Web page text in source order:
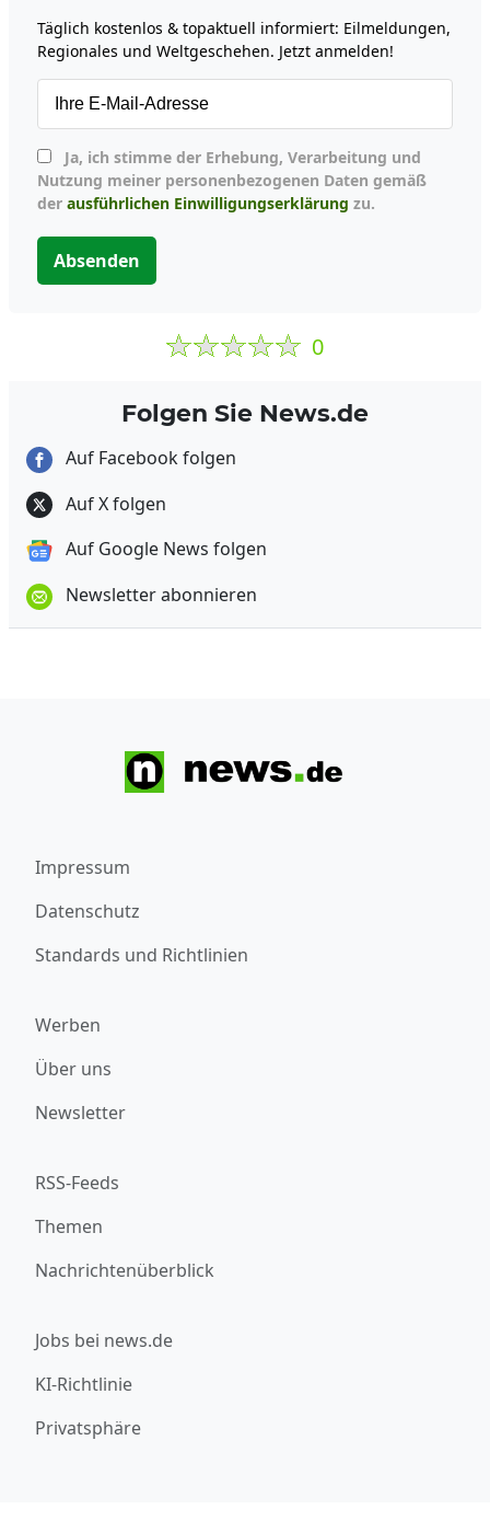
Täglich kostenlos & topaktuell informiert: Eilmeldungen,
Regionales und Weltgeschehen. Jetzt anmelden!
Nutzung meiner personenbezogenen Daten gemäß
der ausführlichen Einwilligungserklärung zu.
Absenden
0
Folgen Sie News.de
Auf Facebook folgen
Auf X folgen
Auf Google News folgen
Newsletter abonnieren
Impressum
Datenschutz
Standards und Richtlinien
Werben
Über uns
Newsletter
RSS-Feeds
Themen
Nachrichtenüberblick
Jobs bei news.de
KI-Richtlinie
Privatsphäre